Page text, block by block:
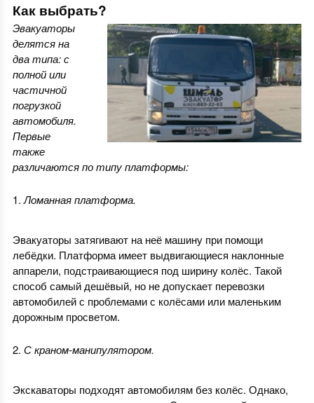
Как выбрать?
Эвакуаторы
делятся на
два типа: с
полной или
частичной
погрузкой
автомобиля.
Первые
также
различаются по типу платформы:
Ломанная платформа.
Эвакуаторы затягивают на неё машину при помощи
лебёдки. Платформа имеет выдвигающиеся наклонные
аппарели, подстраивающиеся под ширину колёс. Такой
способ самый дешёвый, но не допускает перевозки
автомобилей с проблемами с колёсами или маленьким
дорожным просветом.
С краном-манипулятором.
Экскаваторы подходят автомобилям без колёс. Однако,